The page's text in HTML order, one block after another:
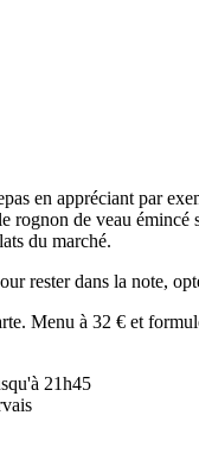
en appréciant par
rognon de veau
du marché.
rester dans la note,
Menu à 32 € et
21h45